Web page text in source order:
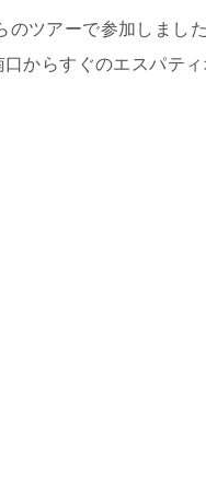
ツアーで参加しました
からすぐのエスパティ